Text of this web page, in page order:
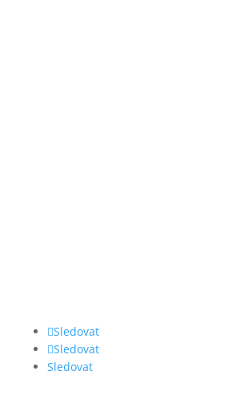
Sledovat
Sledovat
Sledovat